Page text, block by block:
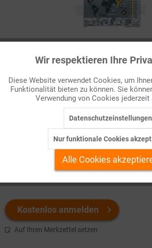
braucht sie etwa für Elektroautos oder
ihre Förderung ist bislang noch sehr
Land hat nahezu ein Fördermonopol: China.
Welchen Download brauchen
Kostenlos anmelden
Auf Ihren Merkzettel setzen
Funktionale
Marketing
Personalisierung
Service
Wir respektieren Ihre
Diese Website verwendet Cookies, um
Funktionalität bieten zu können. Sie
Verwendung von Cookies jederzeit
Datenschutzeinstellungen
Nur funktionale Cookies
Alle Cookies